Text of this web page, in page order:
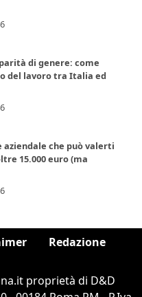
di genere: come
del lavoro tra Italia ed
aziendale che può valerti
15.000 euro (ma
Redazione
proprietà di D&D